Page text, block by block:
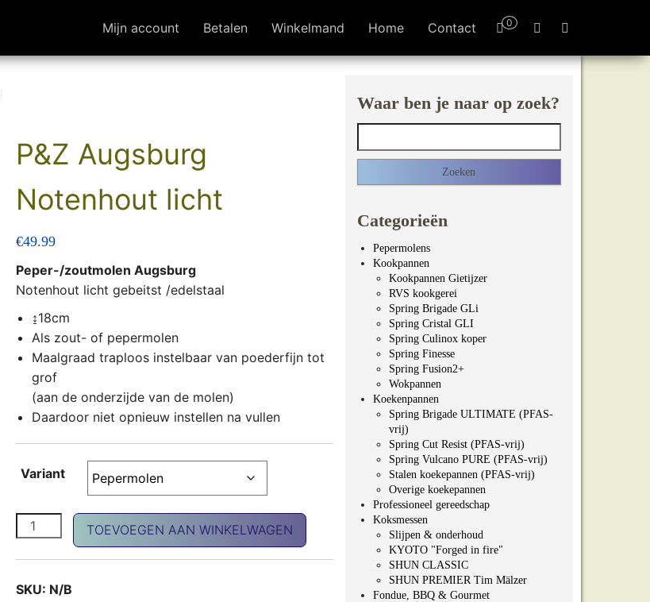
0
Mijn account Betalen Winkelmand Home Contact
P&Z Augsburg
Notenhout licht
€49.99
Peper-/zoutmolen Augsburg
Notenhout licht gebeitst /edelstaal
↨18cm
Als zout- of pepermolen
Maalgraad traploos instelbaar van poederfijn tot
grof
(aan de onderzijde van de molen)
Daardoor niet opnieuw instellen na vullen
Variant
P&Z Augsburg Notenhout licht aantal
TOEVOEGEN AAN WINKELWAGEN
SKU: N/B
Waar ben je naar op zoek?
Categorieën
Pepermolens
Kookpannen
Kookpannen Gietijzer
RVS kookgerei
Spring Brigade GLi
Spring Cristal GLI
Spring Culinox koper
Spring Finesse
Spring Fusion2+
Wokpannen
Koekenpannen
Spring Brigade ULTIMATE (PFAS-
vrij)
Spring Cut Resist (PFAS-vrij)
Spring Vulcano PURE (PFAS-vrij)
Stalen koekepannen (PFAS-vrij)
Overige koekepannen
Professioneel gereedschap
Koksmessen
Slijpen & onderhoud
KYOTO "Forged in fire"
SHUN CLASSIC
SHUN PREMIER Tim Mälzer
Fondue, BBQ & Gourmet